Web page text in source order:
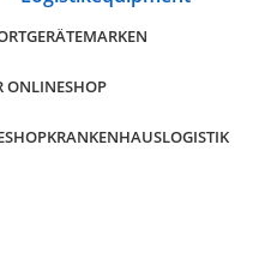
MARKEN
ONLINESHOP
KRANKENHAUSLOGISTIK